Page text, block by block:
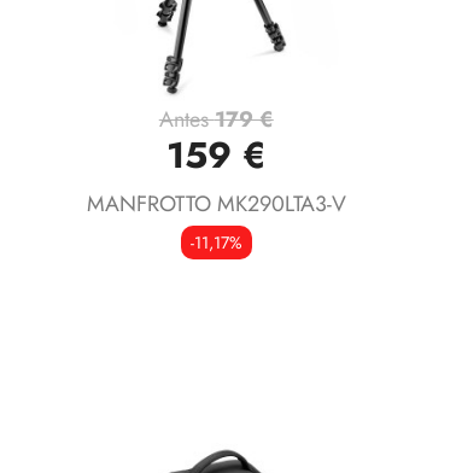
Vista rápida
Antes179 €
159 €
MANFROTTO MK290LTA3-V
-11,17%